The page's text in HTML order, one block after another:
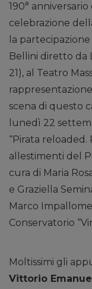
190°
celebrazione
la
Bellini diretto da
21), al Teatro
scena di questo
lunedì 22
“Pirata
allestimenti del
cura di Maria
e Graziella
Marco
Conservatorio
Moltissimi gli
Vittorio